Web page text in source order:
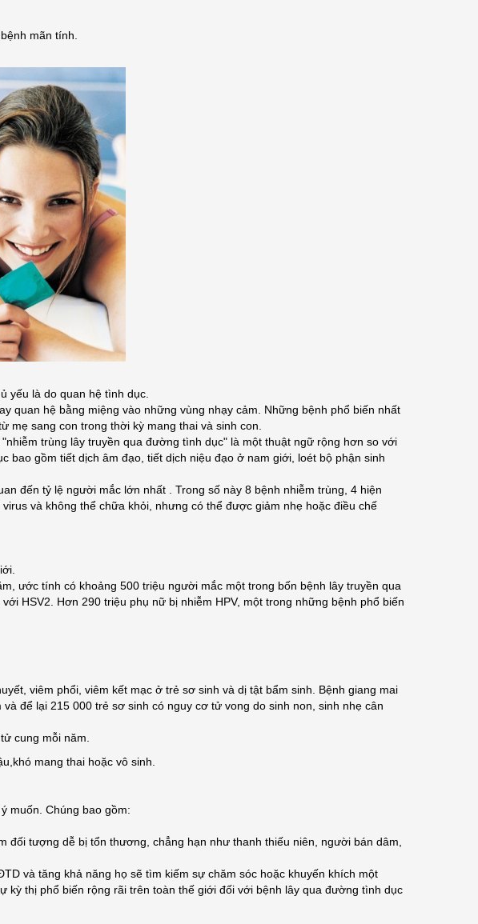
mãn tính.
yếu là do quan hệ tình dục.
quan hệ bằng miệng vào những vùng nhạy cảm. Những bệnh phổ biến nhất
mẹ sang con trong thời kỳ mang thai và sinh con.
trùng lây truyền qua đường tình dục" là một thuật ngữ rộng hơn so với
gồm tiết dịch âm đạo, tiết dịch niệu đạo ở nam giới, loét bộ phận sinh
đến tỷ lệ người mắc lớn nhất . Trong số này 8 bệnh nhiễm trùng, 4 hiện
và không thể chữa khỏi, nhưng có thể được giảm nhẹ hoặc điều chế
ước tính có khoảng 500 triệu người mắc một trong bốn bệnh lây truyền qua
HSV2. Hơn 290 triệu phụ nữ bị nhiễm HPV, một trong những bệnh phổ biến
viêm phổi, viêm kết mạc ở trẻ sơ sinh và dị tật bẩm sinh. Bệnh giang mai
để lại 215 000 trẻ sơ sinh có nguy cơ tử vong do sinh non, sinh nhẹ cân
cung mỗi năm.
mang thai hoặc vô sinh.
muốn. Chúng bao gồm:
đối tượng dễ bị tổn thương, chẳng hạn như thanh thiếu niên, người bán dâm,
và tăng khả năng họ sẽ tìm kiếm sự chăm sóc hoặc khuyến khích một
thị phổ biến rộng rãi trên toàn thế giới đối với bệnh lây qua đường tình dục